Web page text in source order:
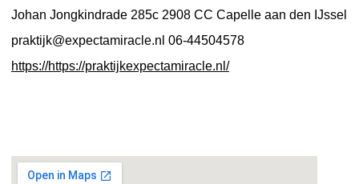
Johan Jongkindrade 285c 2908 CC Capelle aan den IJssel
praktijk@expectamiracle.nl 06-44504578
https://https://praktijkexpectamiracle.nl/